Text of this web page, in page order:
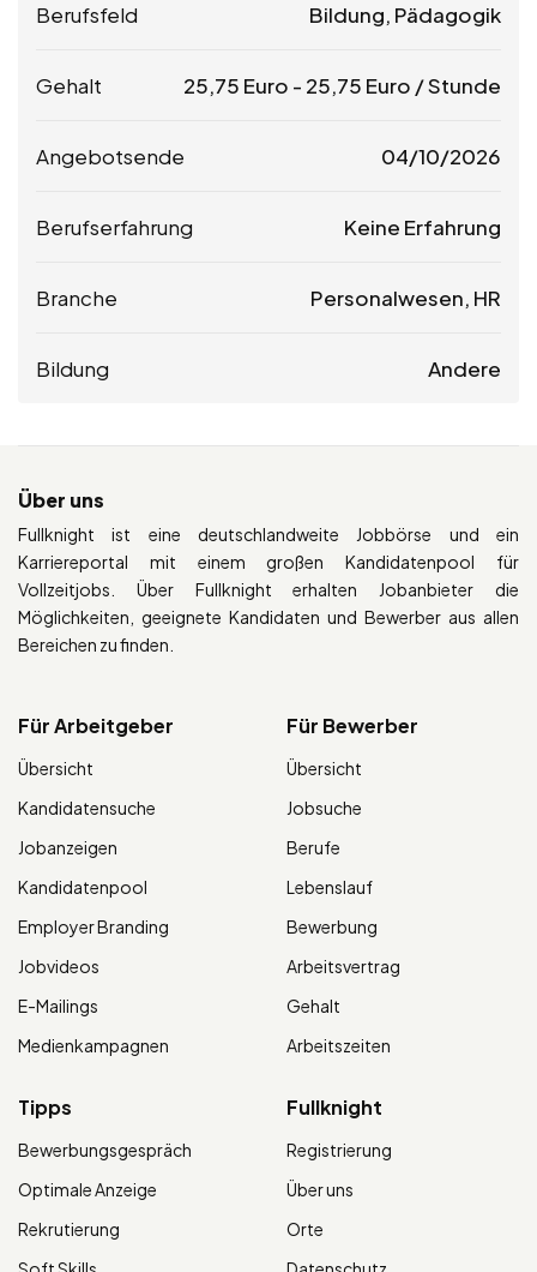
Berufsfeld Bildung, Pädagogik
Gehalt 25,75 Euro - 25,75 Euro / Stunde
Angebotsende 04/10/2026
Berufserfahrung Keine Erfahrung
Branche Personalwesen, HR
Bildung Andere
Über uns
Fullknight ist eine deutschlandweite Jobbörse und ein
Karriereportal mit einem großen Kandidatenpool für
Vollzeitjobs. Über Fullknight erhalten Jobanbieter die
Möglichkeiten, geeignete Kandidaten und Bewerber aus allen
Bereichen zu finden.
Für Arbeitgeber
Übersicht
Kandidatensuche
Jobanzeigen
Kandidatenpool
Employer Branding
Jobvideos
E-Mailings
Medienkampagnen
Für Bewerber
Übersicht
Jobsuche
Berufe
Lebenslauf
Bewerbung
Arbeitsvertrag
Gehalt
Arbeitszeiten
Tipps
Bewerbungsgespräch
Optimale Anzeige
Rekrutierung
Fullknight
Registrierung
Über uns
Orte